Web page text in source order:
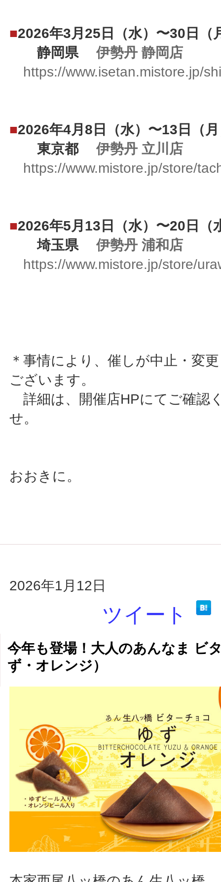
■2026年3月25日（水）〜30日（
静岡県伊勢丹 静岡店
https://www.isetan.mistore.jp/
■2026年4月8日（水）〜13日（
東京都伊勢丹 立川店
https://www.mistore.jp/store/
■2026年5月13日（水）〜20日（
埼玉県伊勢丹 浦和店
https://www.mistore.jp/store/
＊事情により、催しが中止・変
ございます。
詳細は、開催店HPにてご確認
せ。
おおきに。
2026年1月12日
ツイート
今年も登場！大人のあんなま ビ
ず・オレンジ）